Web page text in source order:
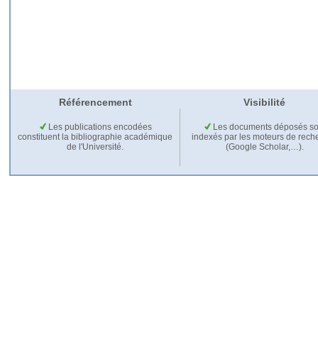
Référencement Visibilité
Les publications encodées
constituent la bibliographie académique
de l'Université.
Les documents déposés
indexés par les moteurs de
(Google Scholar,…).